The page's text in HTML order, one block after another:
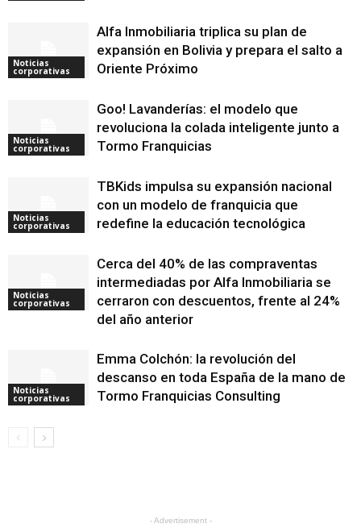
Noticias
corporativas
Alfa Inmobiliaria triplica su plan de
expansión en Bolivia y prepara el salto a
Oriente Próximo
Noticias
corporativas
Goo! Lavanderías: el modelo que
revoluciona la colada inteligente junto a
Tormo Franquicias
Noticias
corporativas
TBKids impulsa su expansión nacional
con un modelo de franquicia que
redefine la educación tecnológica
Noticias
corporativas
Cerca del 40% de las compraventas
intermediadas por Alfa Inmobiliaria se
cerraron con descuentos, frente al 24%
del año anterior
Noticias
corporativas
Emma Colchón: la revolución del
descanso en toda España de la mano de
Tormo Franquicias Consulting
- Advertisement -